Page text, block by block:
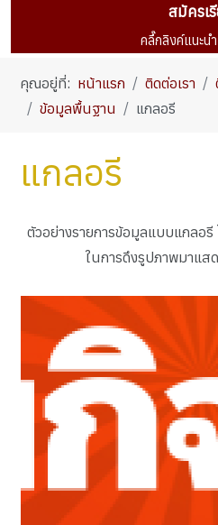
สมัครเ
คลื๊กลิงค์แนะนำ
คุณอยู่ที่: หน้าแรก ติดต่อเรา
ข้อมูลพื้นฐาน
แกลอรี
แกลอรี
ตัวอย่างรายการข้อมูลแบบแกลอ
ในการดึงรูปภาพมาแ